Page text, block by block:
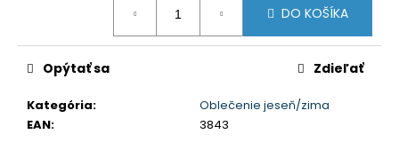
DO KOŠÍKA
Kategória:
Oblečenie jeseň/zima
EAN: 3843
Opýtať sa Zdieľať